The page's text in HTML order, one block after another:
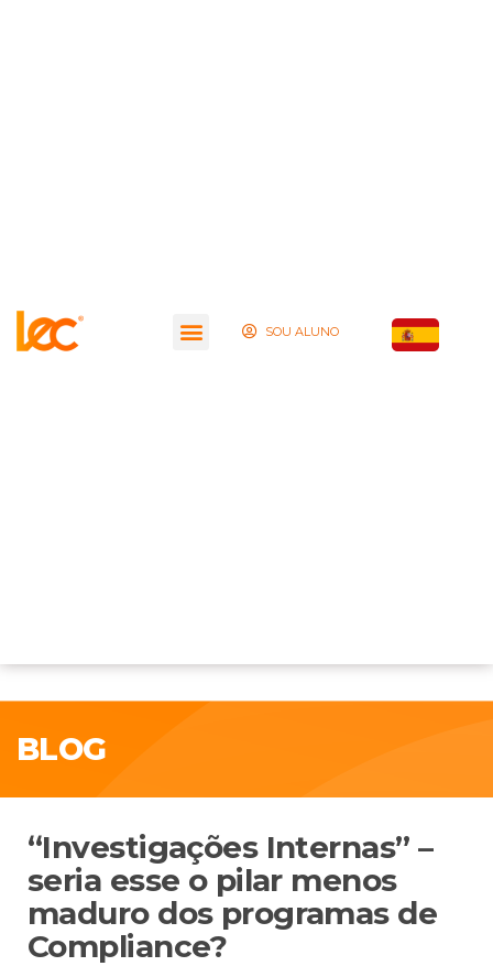
SOU ALUNO
BLOG
“Investigações Internas” –
seria esse o pilar menos
maduro dos programas de
Compliance?